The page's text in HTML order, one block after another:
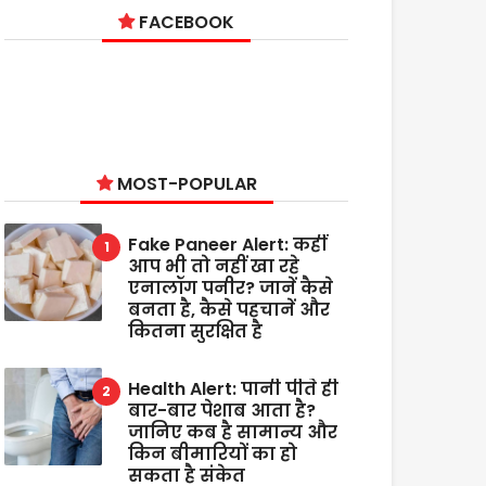
FACEBOOK
MOST-POPULAR
Fake Paneer Alert: कहीं
आप भी तो नहीं खा रहे
एनालॉग पनीर? जानें कैसे
बनता है, कैसे पहचानें और
कितना सुरक्षित है
Health Alert: पानी पीते ही
बार-बार पेशाब आता है?
जानिए कब है सामान्य और
किन बीमारियों का हो
सकता है संकेत